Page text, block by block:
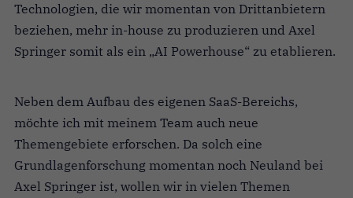
Technologien, die wir momentan von Drittanbietern
beziehen, mehr in-house zu produzieren und Axel
Springer somit als ein „AI Powerhouse“ zu etablieren.
Neben dem Aufbau des eigenen SaaS-Bereichs,
möchte ich mit meinem Team auch neue
Themengebiete erforschen. Da solch eine
Grundlagenforschung momentan noch Neuland bei
Axel Springer ist, wollen wir in vielen Themen